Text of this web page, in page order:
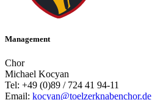
Management
Chor
Michael Kocyan
Tel: +49 (0)89 / 724 41 94-11
Email: kocyan@toelzerknabenchor.de